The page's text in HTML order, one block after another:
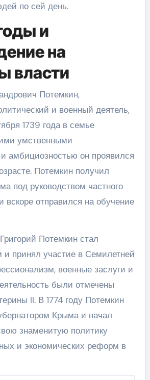
по сей день.
и
на
власти
Потемкин,
и военный деятель,
1739 года в семье
умственными
амбициозностью он проявился
Потемкин получил
под руководством частного
вскоре отправился на обучение
Потемкин стал
и принял участие в Семилетней
военные заслуги и
были отмечены
II. В 1774 году Потемкин
Крыма и начал
знаменитую политику
и экономических реформ в